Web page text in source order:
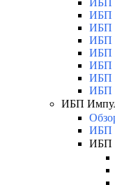
ИБП
ИБП
ИБП
ИБП
ИБП
ИБП
ИБП
ИБП
ИБП
ИБП
ИБП